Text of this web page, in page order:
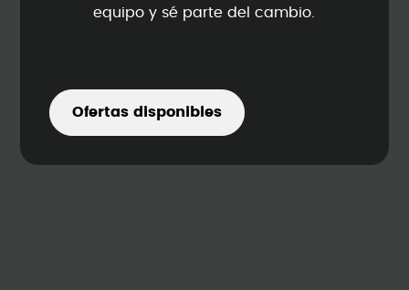
equipo y sé parte del cambio.
Ofertas disponibles